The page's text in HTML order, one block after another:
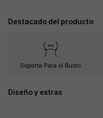
Destacado del producto
Soporte Para el Busto
Diseño y extras